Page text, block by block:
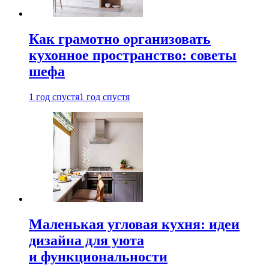
Как грамотно организовать
кухонное пространство: советы
шефа
1 год спустя1 год спустя
Маленькая угловая кухня: идеи
дизайна для уюта
и функциональности